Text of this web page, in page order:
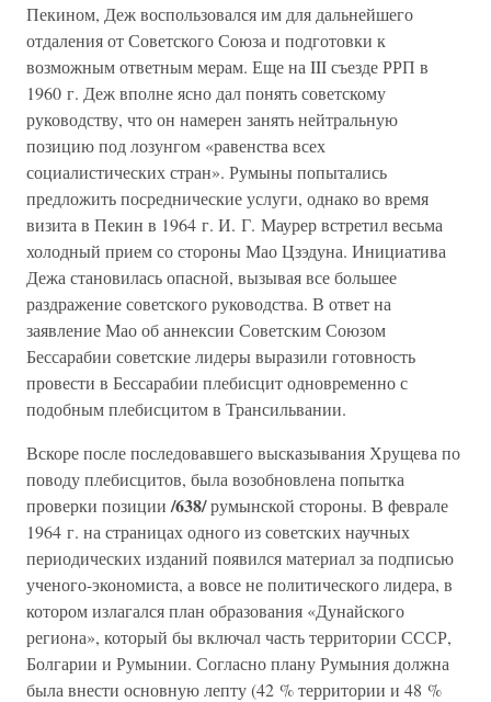
Пекином, Деж воспользовался им для дальнейшего
отдаления от Советского Союза и подготовки к
возможным ответным мерам. Еще на III съезде РРП в
1960 г. Деж вполне ясно дал понять советскому
руководству, что он намерен занять нейтральную
позицию под лозунгом «равенства всех
социалистических стран». Румыны попытались
предложить посреднические услуги, однако во время
визита в Пекин в 1964 г. И. Г. Маурер встретил весьма
холодный прием со стороны Мао Цзэдуна. Инициатива
Дежа становилась опасной, вызывая все большее
раздражение советского руководства. В ответ на
заявление Мао об аннексии Советским Союзом
Бессарабии советские лидеры выразили готовность
провести в Бессарабии плебисцит одновременно с
подобным плебисцитом в Трансильвании.
Вскоре после последовавшего высказывания Хрущева по
поводу плебисцитов, была возобновлена попытка
проверки позиции /638/румынской стороны. В феврале
1964 г. на страницах одного из советских научных
периодических изданий появился материал за подписью
ученого-экономиста, а вовсе не политического лидера, в
котором излагался план образования «Дунайского
региона», который бы включал часть территории СССР,
Болгарии и Румынии. Согласно плану Румыния должна
была внести основную лепту (42 % территории и 48 %